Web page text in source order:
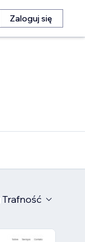
Zaloguj się
Trafność